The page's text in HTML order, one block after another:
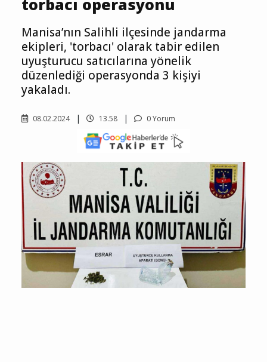
torbacı operasyonu
Manisa’nın Salihli ilçesinde jandarma
ekipleri, 'torbacı' olarak tabir edilen
uyuşturucu satıcılarına yönelik
düzenlediği operasyonda 3 kişiyi
yakaladı.
08.02.2024 13.58 0 Yorum